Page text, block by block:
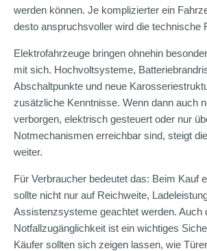
werden können. Je komplizierter ein
desto anspruchsvoller wird die technische
Elektrofahrzeuge bringen ohnehin
mit sich. Hochvoltsysteme,
Abschaltpunkte und neue
zusätzliche Kenntnisse. Wenn dann auch
verborgen, elektrisch gesteuert oder nur
Notmechanismen erreichbar sind, steigt
weiter.
Für Verbraucher bedeutet das: Beim Kauf
sollte nicht nur auf Reichweite,
Assistenzsysteme geachtet werden. Auch
Notfallzugänglichkeit ist ein wichtiges
Käufer sollten sich zeigen lassen, wie